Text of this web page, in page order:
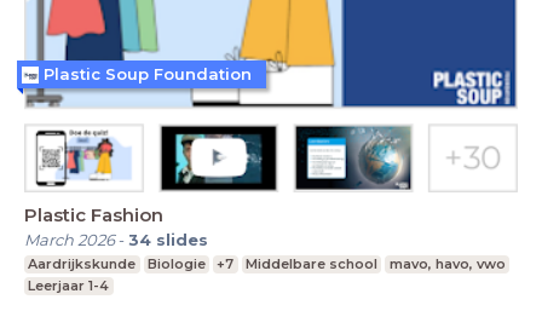
Plastic Fashion
March 2026-34 slides
Aardrijkskunde Biologie +7 Middelbare school
mavo, havo, vwo
Leerjaar 1-4
Plastic Soup Foundation